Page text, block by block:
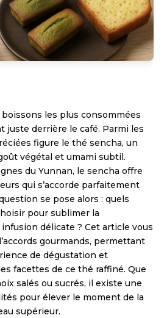
les plus consommées
juste derrière le café. Parmi les
figure le thé sencha, un
végétal et umami subtil.
du Yunnan, le sencha offre
qui s’accorde parfaitement
se pose alors : quels
pour sublimer la
délicate ? Cet article vous
gourmands, permettant
de dégustation et
facettes de ce thé raffiné. Que
salés ou sucrés, il existe une
pour élever le moment de la
supérieur.